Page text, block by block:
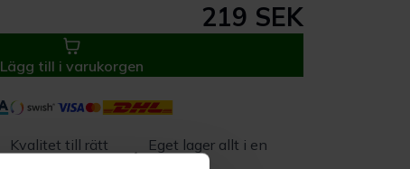
219 SEK
Lägg till i varukorgen
Kvalitet till rätt
Eget lager allt i en